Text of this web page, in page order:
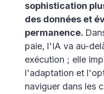
sophistication
des données et
permanence.
paie, l'IA va au-
exécution ; elle
l'adaptation et
naviguer dans les